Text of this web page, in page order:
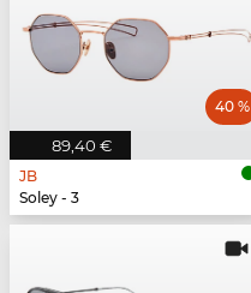
89,40 €
40 %
JB
Soley - 3